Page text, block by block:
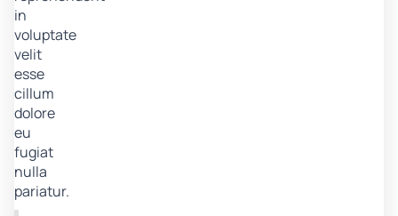
in
voluptate
velit
esse
cillum
dolore
eu
fugiat
nulla
pariatur.